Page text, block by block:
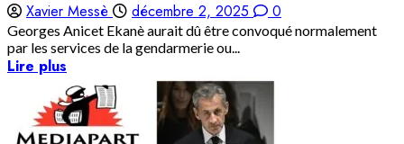
Xavier Messè décembre 2, 2025 0
Georges Anicet Ekanè aurait dû être convoqué normalement
par les services de la gendarmerie ou...
Lire plus